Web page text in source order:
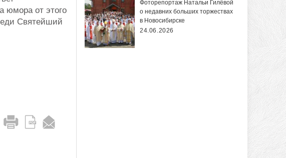
юмора от этого
Святейший
Фоторепортаж Натальи Гилёвой
о недавних больших торжествах
в Новосибирске
24.06.2026